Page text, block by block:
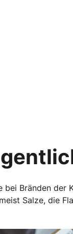
Bränden der
Salze, die